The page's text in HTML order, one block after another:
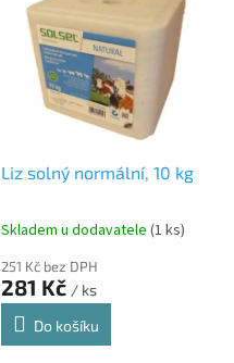
Liz solný normální, 10 kg
Skladem u dodavatele (1 ks)
251 Kč bez DPH
281 Kč / ks
Do košíku